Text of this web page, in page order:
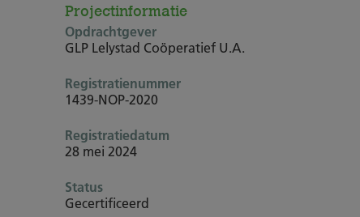
Projectinformatie
Opdrachtgever
GLP Lelystad Coöperatief U.A.
Registratienummer
1439-NOP-2020
Registratiedatum
28 mei 2024
Status
Gecertificeerd